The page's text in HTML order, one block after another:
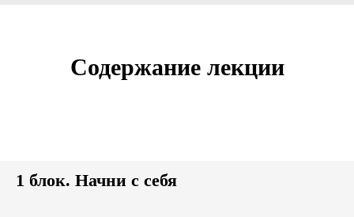
Содержание лекции
1 блок. Начни с себя